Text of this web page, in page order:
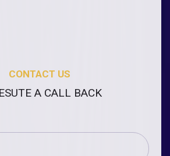
CONTACT US
A CALL BACK